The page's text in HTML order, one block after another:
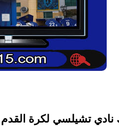
نادي تشيلسي لكرة